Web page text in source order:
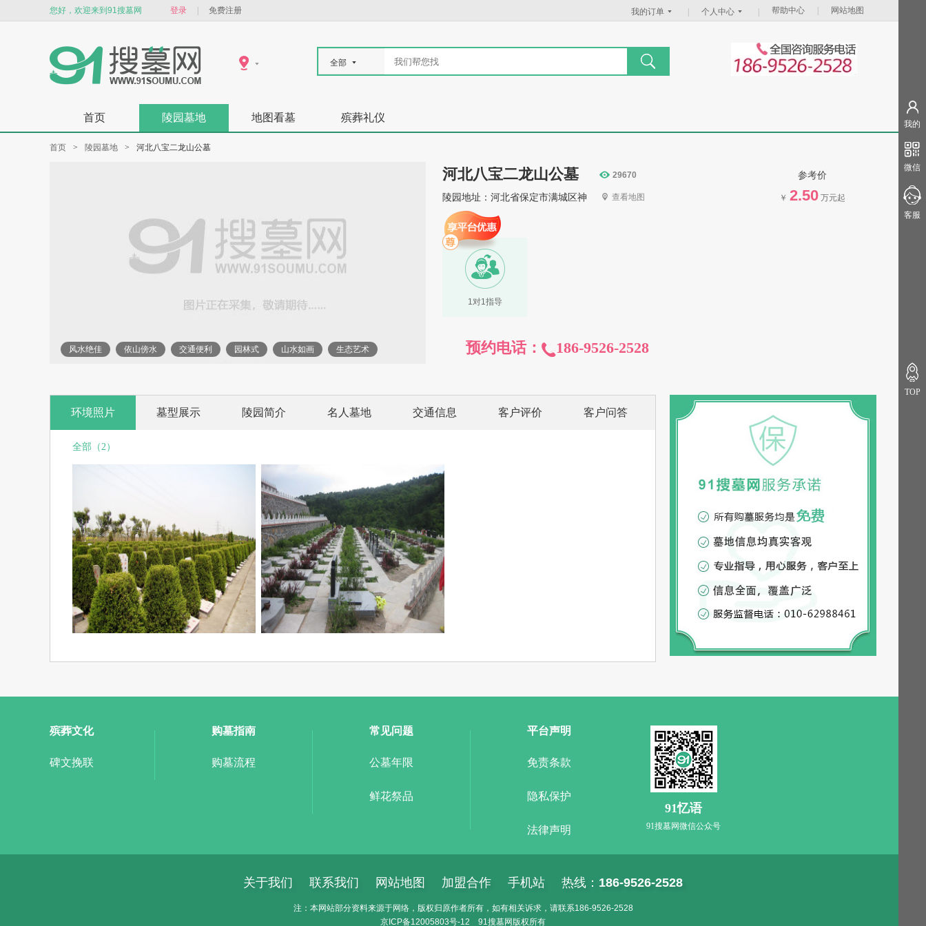
您好，欢迎来到91搜墓网 登录 免费注册 我的订单 个人中心 帮助中心 网站地图
全部
首页 陵园墓地 地图看墓 殡葬礼仪
首页 > 陵园墓地 > 河北八宝二龙山公墓
风水绝佳 依山傍水 交通便利 园林式 山水如画 生态艺术
河北八宝二龙山公墓 29670
陵园地址：河北省保定市满城区神 查看地图
参考价
￥ 2.50 万元起
1对1指导
预约电话： 186-9526-2528
环境照片 墓型展示 陵园简介 名人墓地 交通信息 客户评价 客户问答
全部（2）
殡葬文化
碑文挽联
购墓指南
购墓流程
常见问题
公墓年限
鲜花祭品
平台声明
免责条款
隐私保护
法律声明
91忆语
91搜墓网微信公众号
关于我们 联系我们 网站地图 加盟合作 手机站 热线： 186-9526-2528
注：本网站部分资料来源于网络，版权归原作者所有，如有相关诉求，请联系186-9526-2528
京ICP备12005803号-12 91搜墓网 版权所有
我的
微信
客服
TOP